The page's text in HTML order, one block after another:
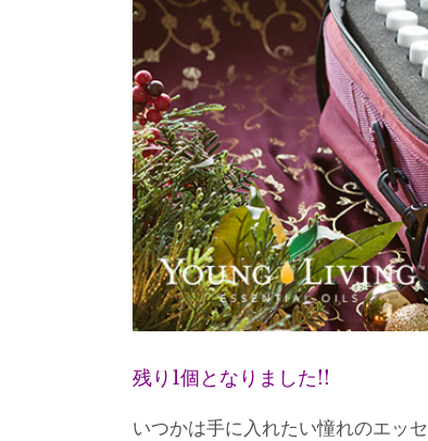
残り1個となりました!!
いつかは手に入れたい憧れのエッ